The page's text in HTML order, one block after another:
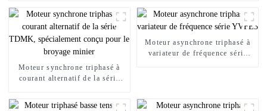
Moteur synchrone triphasé à
courant alternatif de la série
Moteur asynchrone triphasé à
variateur de fréquence série